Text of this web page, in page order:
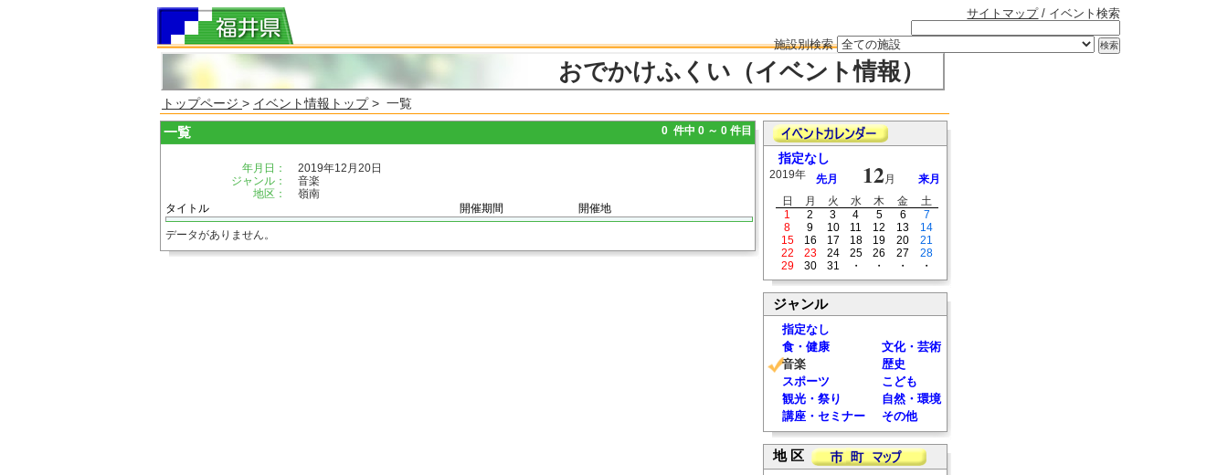
サイトマップ/ イベント検索
施設別検索
おでかけふくい（イベント情報）
トップページ > イベント情報トップ> 一覧
一覧 0 件中 0 ～ 0 件目
年月日：
2019年12月20日
ジャンル：
音楽
地区：
嶺南
タイトル
開催期間 開催地
データがありません。
指定なし
2019年 先月 12月
来月
日
月 火 水 木 金
土
1
2 3 4 5 6
7
8
9 10 11 12 13
14
15
16 17 18 19 20
21
22
23 24 25 26 27
28
29
30 31 ・ ・ ・ ・
ジャンル
指定なし
食・健康
文化・芸術
音楽
歴史
スポーツ
こども
観光・祭り
自然・環境
講座・セミナー
その他
地 区